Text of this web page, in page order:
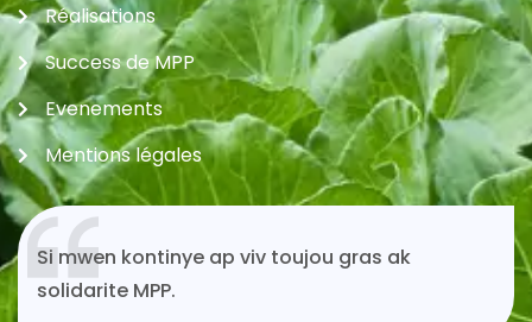
Réalisations
Success de MPP
Evenements
Mentions légales
Si mwen kontinye ap viv toujou gras ak
solidarite MPP.